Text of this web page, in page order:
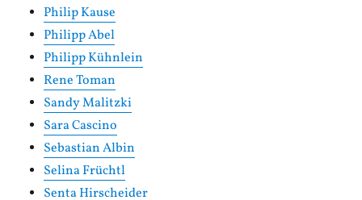
Philip Kause
Philipp Abel
Philipp Kühnlein
Rene Toman
Sandy Malitzki
Sara Cascino
Sebastian Albin
Selina Früchtl
Senta Hirscheider